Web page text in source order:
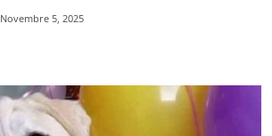
Novembre 5, 2025